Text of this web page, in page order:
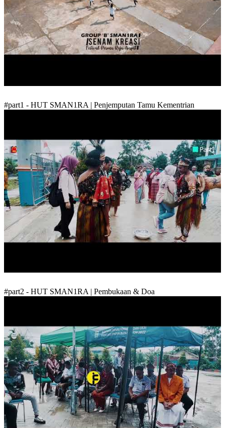
#part1 - HUT SMAN1RA | Penjemputan Tamu Kementrian
#part2 - HUT SMAN1RA | Pembukaan & Doa